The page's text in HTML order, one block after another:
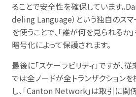
ることで安全性を確保しています。
deling Language）という独自のスマ
を使うことで、「誰が何を見られるか
暗号化によって保護されます。
最後に「スケーラビリティ」ですが、
では全ノードが全トランザクション
し、「Canton Network」は取引に関